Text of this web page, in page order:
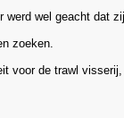
werd wel geacht dat
zoeken.
voor de trawl